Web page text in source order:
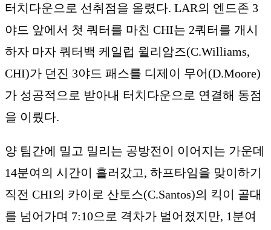
터치다운으로 선취점을 올렸다. LAR의 엔드존 3
야드 앞에서 첫 쿼터를 마친 CHI는 2쿼터를 개시
하자 마자 쿼터백 케일럽 윌리암즈(C.Williams,
CHI)가 던진 3야드 패스를 디제이 무어(D.Moore)
가 성공적으로 받아내 터치다운으로 연결해 동점
을 이뤘다.
양 팀간에 밀고 밀리는 공방전이 이어지는 가운데
14분여의 시간이 흘러갔고, 하프타임을 맞이하기
직전 CHI의 카이로 산토스(C.Santos)의 킥이 골대
를 넘어가며 7:10으로 격차가 벌어졌지만, 1분여